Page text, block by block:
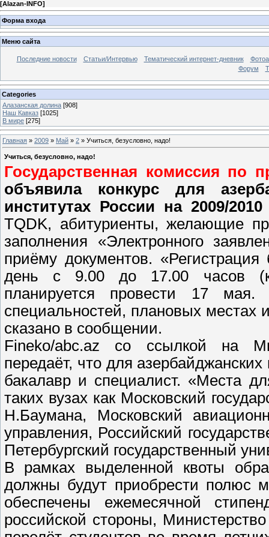
[Alazan-INFO]
Форма входа
Меню сайта
Последние новости Статьи/Интервью Тематический интернет-дневник
Форум
Categories
Алазанская долина [908]
Наш Кавказ [1025]
В мире [275]
Главная » 2009 » Май » 2 » Учиться, безусловно, надо!
Учиться, безусловно, надо!
Государственная комиссия по
объявила конкурс для
институтах России на 2009/
TQDK, абитуриенты, желающие
заполнения «Электронного
приёму документов.
день с 9.00 до 17.00 часов
планируется провести 17
специальностей, плановых местах
сказано в сообщении.
Fineko/abc.az со ссылкой на
передаёт, что для
бакалавр и специалист. «Места
таких вузах как Московский
Н.Баумана, Московский
управления, Российский
Петербургский государственный
В рамках выделенной квоты
должны будут приобрести полюс
обеспечены ежемесячной
российской стороны,